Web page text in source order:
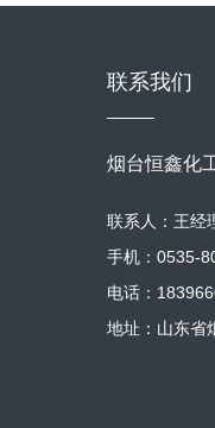
联系我们
烟台恒鑫化
联系人：王经
手机：0535-
电话：
地址：山东省